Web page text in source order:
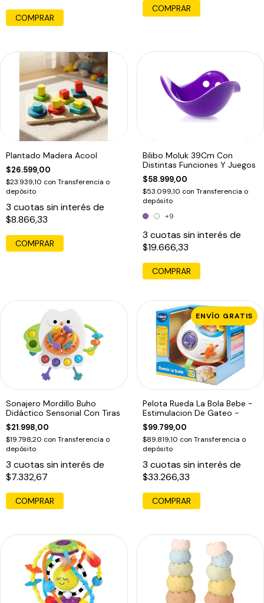
Plantado Madera Acool
$26.599,00
$23.939,10 con Transferencia o
depósito
3 cuotas sin interés de
$8.866,33
COMPRAR
Bilibo Moluk 39Cm Con
Distintas Funciones Y Juegos
$58.999,00
$53.099,10 con Transferencia o
depósito
+9
3 cuotas sin interés de
$19.666,33
COMPRAR
Sonajero Mordillo Buho
Didáctico Sensorial Con Tiras
$21.998,00
$19.798,20 con Transferencia o
depósito
3 cuotas sin interés de
$7.332,67
COMPRAR
ENVÍO GRATIS
Pelota Rueda La Bola Bebe -
Estimulacion De Gateo -
$99.799,00
$89.819,10 con Transferencia o
depósito
3 cuotas sin interés de
$33.266,33